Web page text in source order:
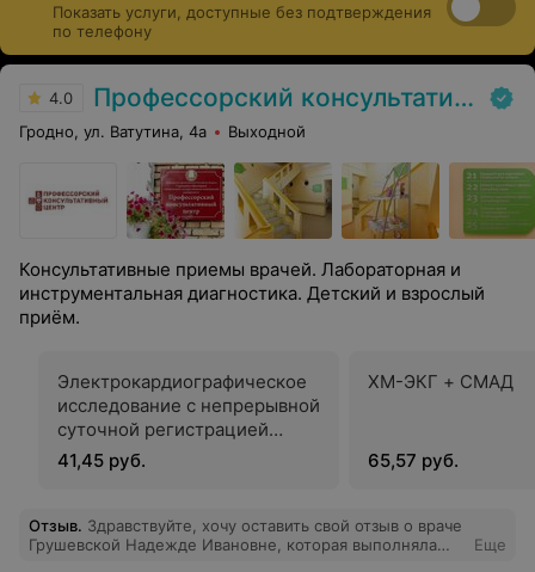
Показать услуги, доступные без подтверждения
по телефону
4.0 Профессорский консультативный центр г. Гродно
Гродно, ул. Ватутина, 4а Выходной
Консультативные приемы врачей. Лабораторная и
инструментальная диагностика. Детский и взрослый
приём.
Электрокардиографическое
исследование с непрерывной
суточной регистрацией
электрокардиограммы в
период свободной
41,45 руб.
ХМ-ЭКГ + СМАД
65,57 руб.
Отзыв. Здравствуйте, хочу оставить свой отзыв о враче
Грушевской Надежде Ивановне, которая выполняла
Еще